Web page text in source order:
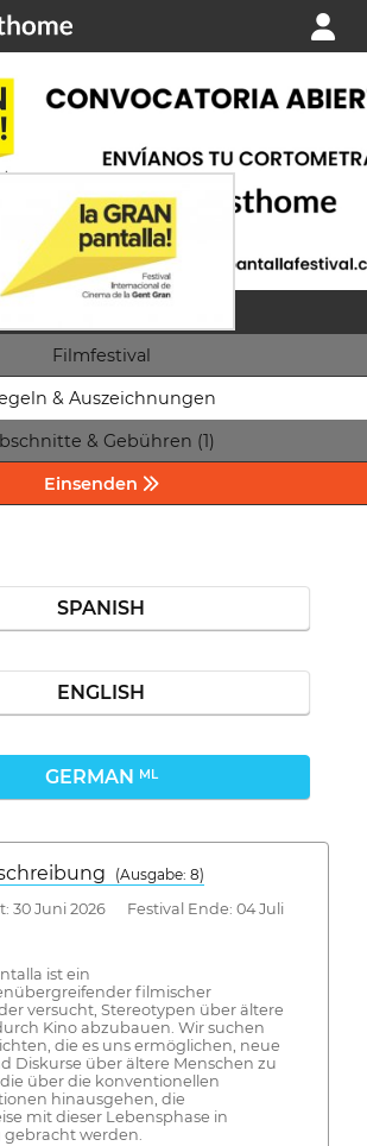
Filmfestival
& Auszeichnungen
& Gebühren (1)
Einsenden
SPANISH
ENGLISH
GERMAN ML
(Ausgabe: 8)
30 Juni 2026 Festival Ende: 04 Juli
ist ein
filmischer
versucht, Stereotypen über ältere
Kino abzubauen. Wir suchen
die es uns ermöglichen, neue
Diskurse über ältere Menschen zu
über die konventionellen
hinausgehen, die
mit dieser Lebensphase in
werden.